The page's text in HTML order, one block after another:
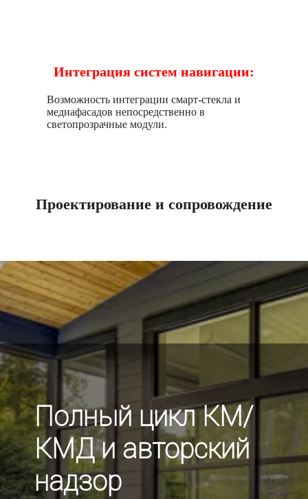
Интеграция систем навигации:
Возможность интеграции смарт-стекла и
медиафасадов непосредственно в
светопрозрачные модули.
Проектирование и сопровождение
Полный цикл КМ/
КМД и авторский
надзор